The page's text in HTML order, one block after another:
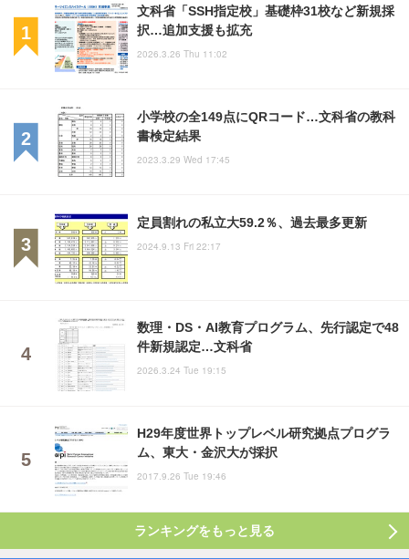
文科省「SSH指定校」基礎枠31校など新規採
択…追加支援も拡充
2026.3.26 Thu 11:02
小学校の全149点にQRコード…文科省の教科
書検定結果
2023.3.29 Wed 17:45
定員割れの私立大59.2％、過去最多更新
2024.9.13 Fri 22:17
数理・DS・AI教育プログラム、先行認定で48
件新規認定…文科省
2026.3.24 Tue 19:15
H29年度世界トップレベル研究拠点プログラ
ム、東大・金沢大が採択
2017.9.26 Tue 19:46
ランキングをもっと見る